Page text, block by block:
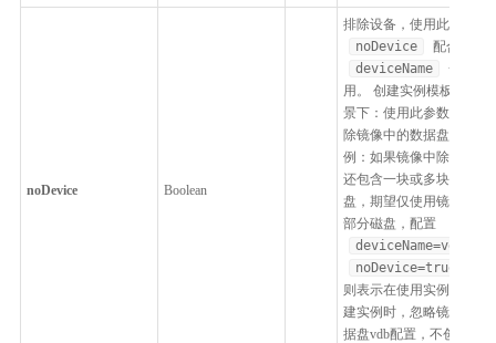
noDevice Boolean
排除设备，使用此参数
noDevice
配合
deviceName
一起使
用。 创建实例模板的场
景下：使用此参数可以排
除镜像中的数据盘。 示
例：如果镜像中除系统盘
还包含一块或多块数据
盘，期望仅使用镜像中的
部分磁盘，配置
deviceName=vdb
noDevice=true
则表示在使用实例模板创
建实例时，忽略镜像中数
据盘vdb配置，不创建磁